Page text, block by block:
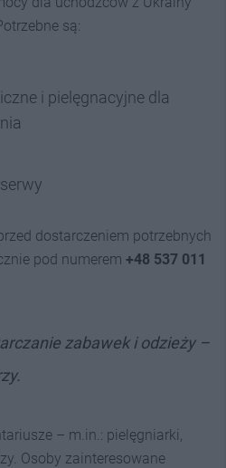
są:
i pielęgnacyjne dla
dostarczeniem potrzebnych
pod numerem +48 537 011
zabawek i odzieży –
– m.in.: pielęgniarki,
Osoby zainteresowane